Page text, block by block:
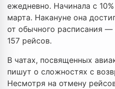
ежедневно. Начинала с
марта. Накануне она
от обычного расписания
157 рейсов.
В чатах, посвященных
пишут о сложностях с
Несмотря на отмену